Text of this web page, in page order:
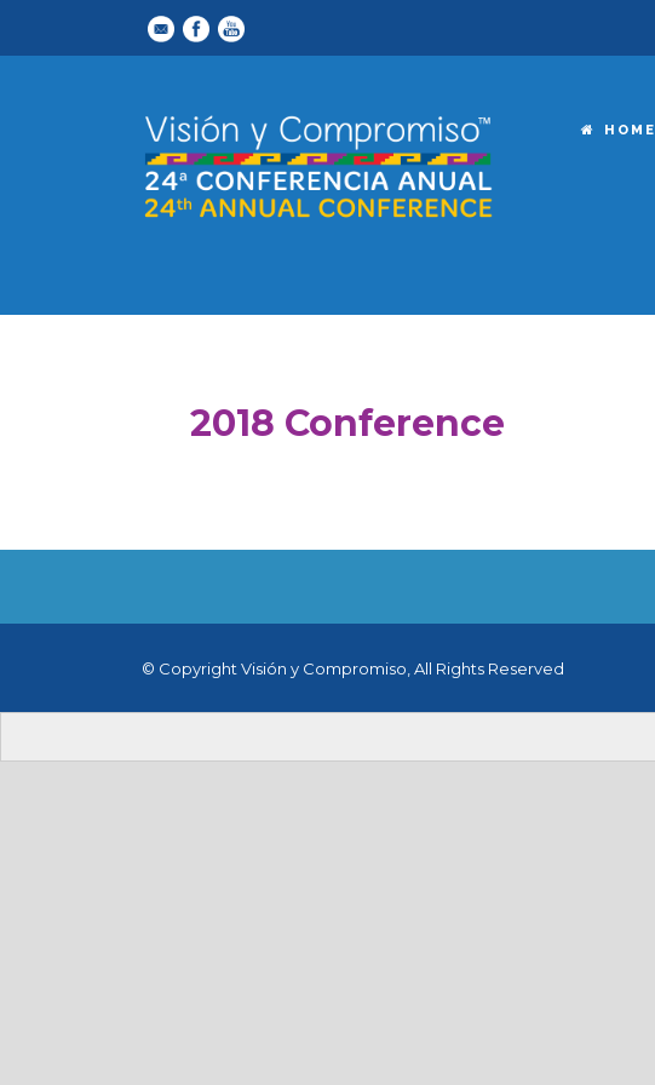
HOME
2018 Conference
© Copyright Visión y Compromiso, All Rights Reserved